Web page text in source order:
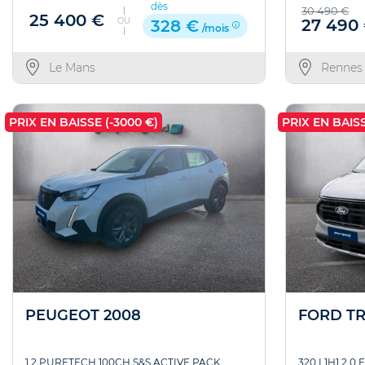
25 400 € OU
dès
328 € /mois
Le Mans
30 490 €
27 490
Rennes
PRIX EN BAISSE (-3000 €)
PEUGEOT 2008
1.2 PURETECH 100CH S&S ACTIVE PACK
PRIX EN
FORD
320 L1H1 2.0